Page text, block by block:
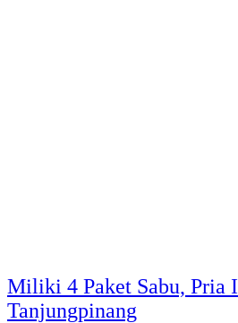
Miliki 4 Paket Sabu, Pria
Tanjungpinang